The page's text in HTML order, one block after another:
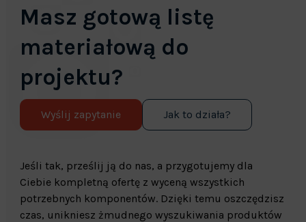
Masz gotową listę
materiałową do
projektu?
Wyślij zapytanie Jak to działa?
Jeśli tak, prześlij ją do nas, a przygotujemy dla
Ciebie kompletną ofertę z wyceną wszystkich
potrzebnych komponentów. Dzięki temu oszczędzisz
czas, unikniesz żmudnego wyszukiwania produktów